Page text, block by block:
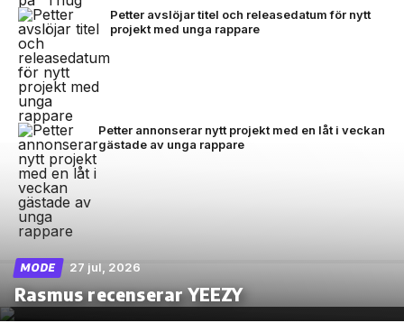
Petter avslöjar titel och releasedatum för nytt
projekt med unga rappare
Petter annonserar nytt projekt med en låt i veckan
gästade av unga rappare
MODE 27 jul, 2026
Rasmus recenserar YEEZY